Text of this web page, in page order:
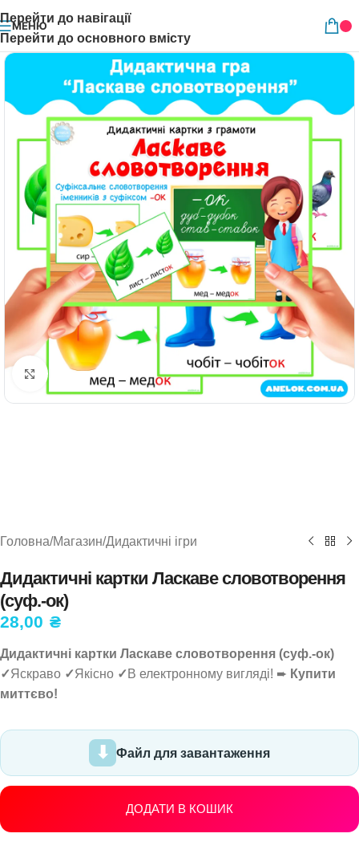
Перейти до навігації
Перейти до основного вмісту
МЕНЮ
Натисніть, щоб збільшити
Головна/Магазин/Дидактичні ігри
Дидактичні картки Ласкаве словотворення
(суф.-ок)
28,00 ₴
Дидактичні картки Ласкаве словотворення (суф.-ок)
✓Яскраво ✓Якісно ✓ В електронному вигляді! ➨ Купити
миттєво!
Файл для завантаження
ДОДАТИ В КОШИК